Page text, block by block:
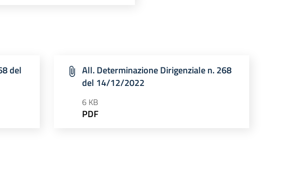
del
All. Determinazione Dirigenziale n. 268
del 14/12/2022
6 KB
PDF